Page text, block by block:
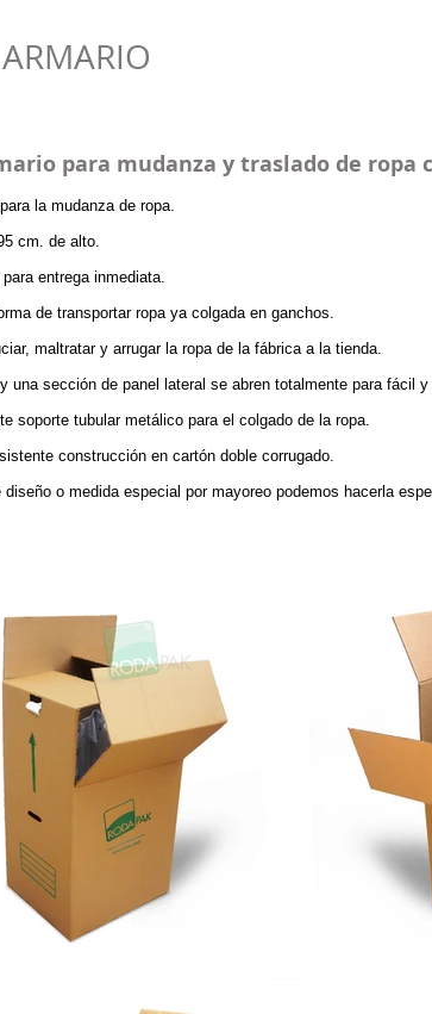
para mudanza y traslado de ropa
la mudanza de ropa.
cm. de alto.
entrega inmediata.
de transportar ropa ya colgada en ganchos.
maltratar y arrugar la ropa de la fábrica a la tienda.
una sección de panel lateral se abren totalmente para fácil
soporte tubular metálico para el colgado de la ropa.
construcción en cartón doble corrugado.
diseño o medida especial por mayoreo podemos hacerla